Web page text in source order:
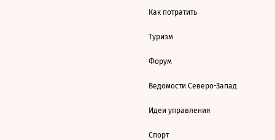
Как потратить
Туризм
Форум
Ведомости Северо-Запад
Идеи управления
Спорт